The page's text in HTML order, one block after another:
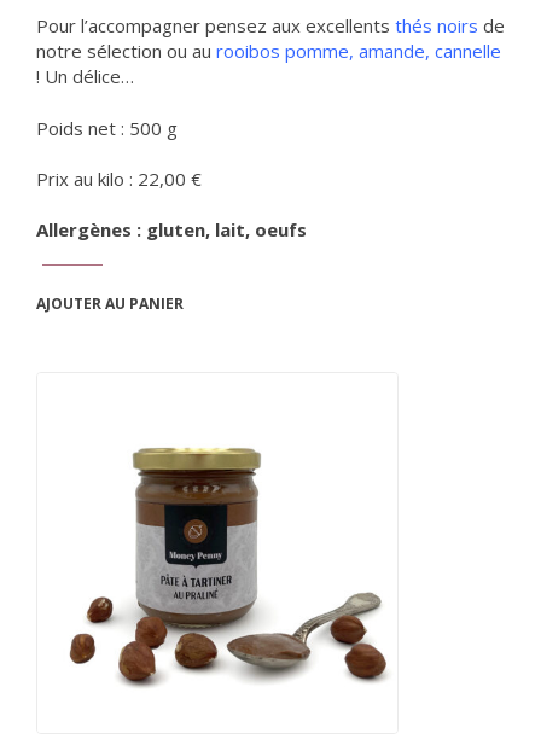
Pour l’accompagner pensez aux excellents thés noirs de
notre sélection ou au rooibos pomme, amande, cannelle
! Un délice…
Poids net : 500 g
Prix au kilo : 22,00 €
Allergènes : gluten, lait, oeufs
AJOUTER AU PANIER